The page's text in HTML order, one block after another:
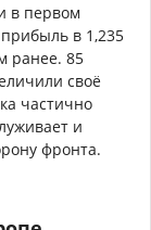
в первом
в 1,235
ранее. 85
своё
частично
и
фронта.